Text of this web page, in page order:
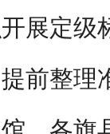
展定级
前整理